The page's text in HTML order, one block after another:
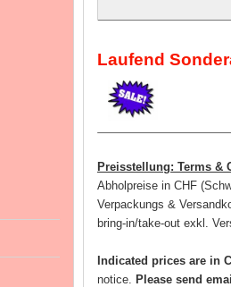
Laufend
Preisstellung: Terms &
Abholpreise in CHF
Verpackungs &
bring-in/take-out exkl.
Indicated prices are in
notice. Please send